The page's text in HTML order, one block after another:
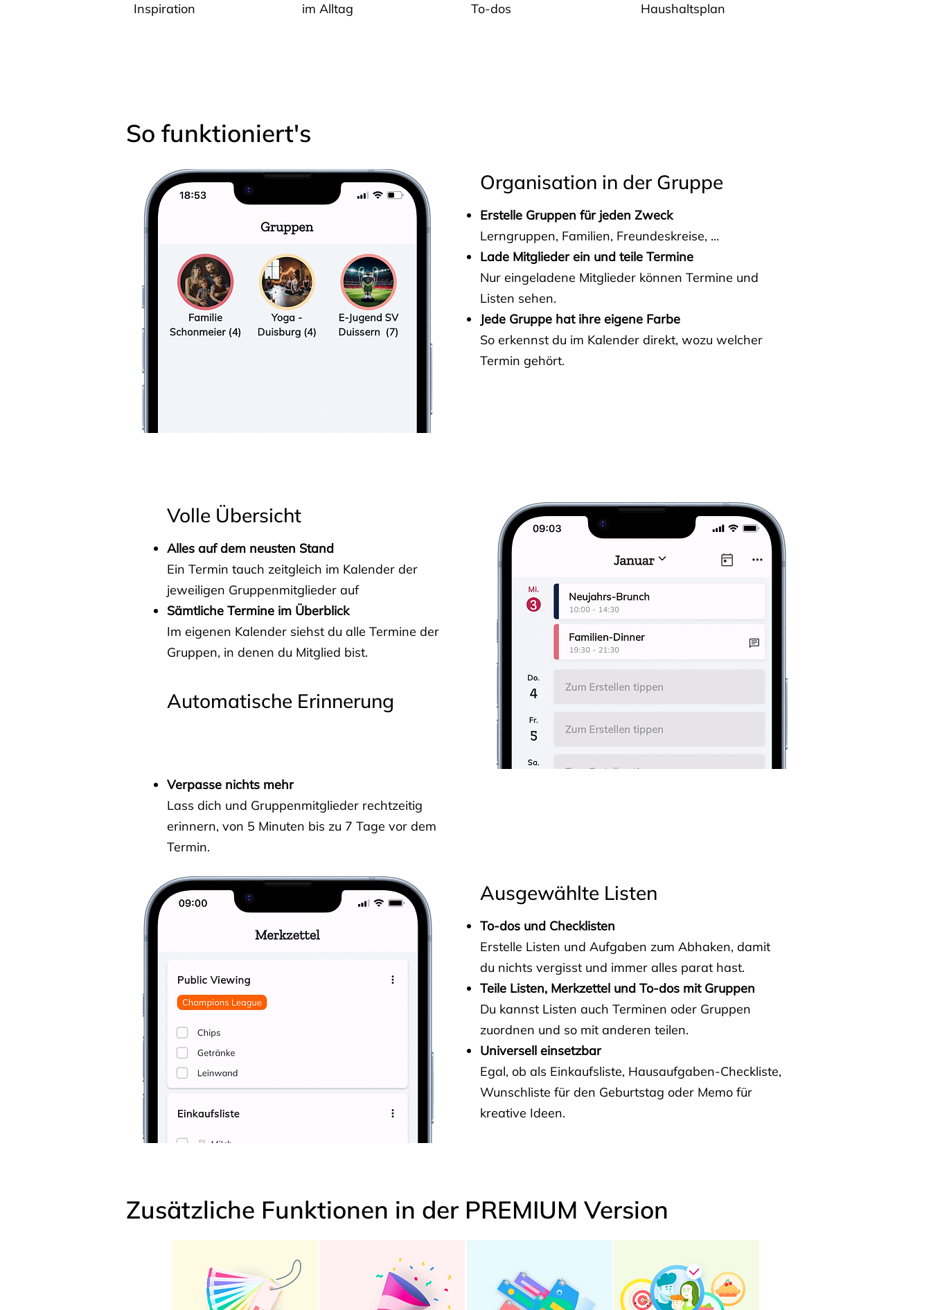
Inspiration
im Alltag
To-dos
Haushaltsplan
So funktioniert's
Organisation in der Gruppe
Erstelle Gruppen für jeden Zweck
Lerngruppen, Familien, Freundeskreise, ...
Lade Mitglieder ein und teile Termine
Nur eingeladene Mitglieder können Termine und
Listen sehen.
Jede Gruppe hat ihre eigene Farbe
So erkennst du im Kalender direkt, wozu welcher
Termin gehört.
Volle Übersicht
Alles auf dem neusten Stand
Ein Termin tauch zeitgleich im Kalender der
jeweiligen Gruppenmitglieder auf
Sämtliche Termine im Überblick
Im eigenen Kalender siehst du alle Termine der
Gruppen, in denen du Mitglied bist.
Automatische Erinnerung
Verpasse nichts mehr
Lass dich und Gruppenmitglieder rechtzeitig
erinnern, von 5 Minuten bis zu 7 Tage vor dem
Termin.
Ausgewählte Listen
To-dos und Checklisten
Erstelle Listen und Aufgaben zum Abhaken, damit
du nichts vergisst und immer alles parat hast.
Teile Listen, Merkzettel und To-dos mit Gruppen
Du kannst Listen auch Terminen oder Gruppen
zuordnen und so mit anderen teilen.
Universell einsetzbar
Egal, ob als Einkaufsliste, Hausaufgaben-Checkliste,
Wunschliste für den Geburtstag oder Memo für
kreative Ideen.
Zusätzliche Funktionen in der PREMIUM Version